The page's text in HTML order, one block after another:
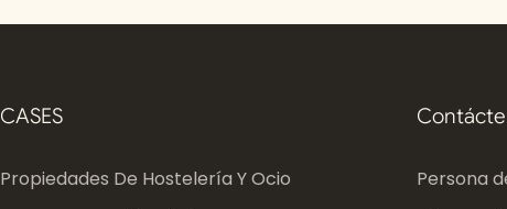
CASES
Propiedades De Hostelería Y Ocio
Persona